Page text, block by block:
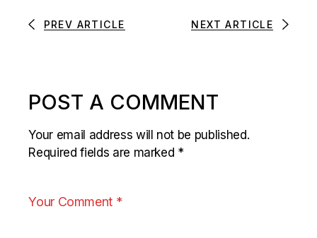
PREV ARTICLE NEXT ARTICLE
POST A COMMENT
Your email address will not be published.
Required fields are marked *